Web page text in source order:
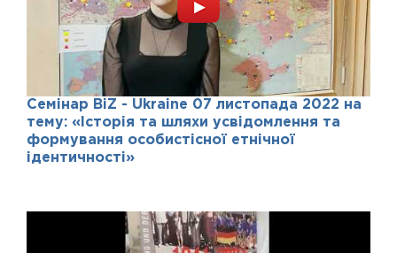
Семінар BiZ - Ukraine 07 листопада 2022 на
тему: «Історія та шляхи усвідомлення та
формування особистісної етнічної
ідентичності»